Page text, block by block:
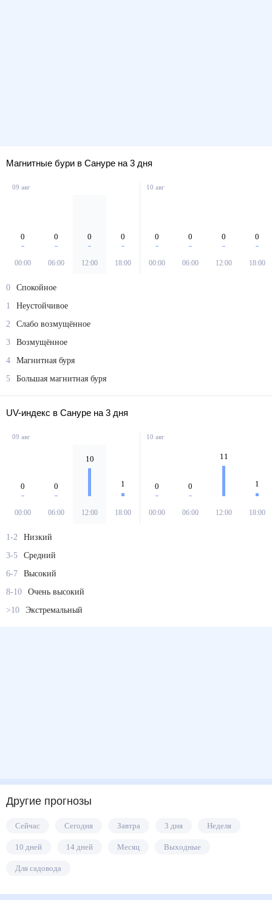
Магнитные бури в Сануре на 3 дня
09 авг
0
00:00
0
06:00
0
12:00
0
18:00
10 авг
0
00:00
0
06:00
0
12:00
0
18:00
0
Спокойное
1
Неустойчивое
2
Слабо возмущённое
3
Возмущённое
4
Магнитная буря
5
Большая магнитная буря
UV-индекс в Сануре на 3 дня
09 авг
0
00:00
0
06:00
10
12:00
1
18:00
10 авг
0
00:00
0
06:00
11
12:00
1
18:00
1-2
Низкий
3-5
Средний
6-7
Высокий
8-10
Очень высокий
>10
Экстремальный
Другие прогнозы
Сейчас Сегодня Завтра 3 дня Неделя
10 дней 14 дней Месяц Выходные
Для садовода